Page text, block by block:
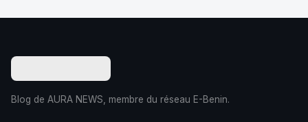
Blog de AURA NEWS, membre du réseau E-Benin.